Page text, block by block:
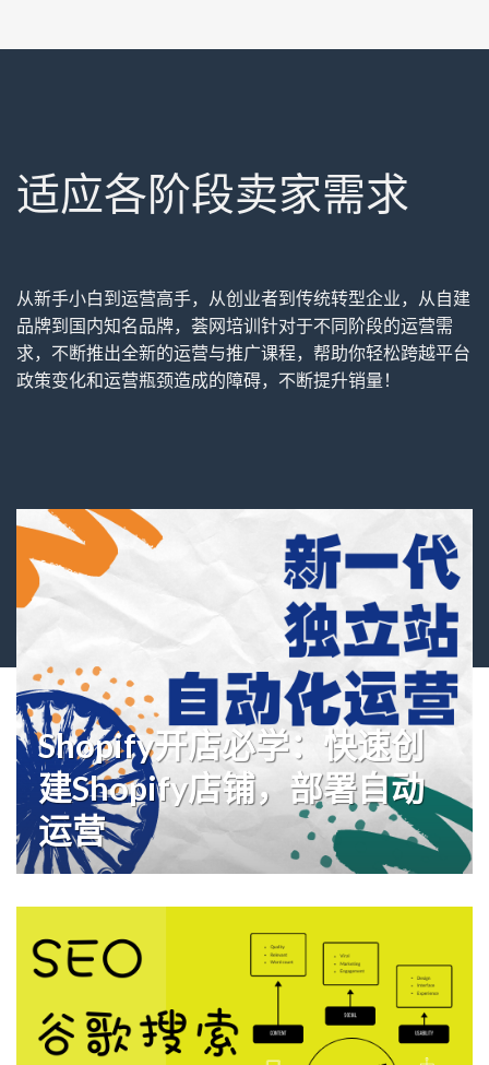
适应各阶段卖家需求
从新手小白到运营高手，从创业者到传统转型企业，从自建
品牌到国内知名品牌，荟网培训针对于不同阶段的运营需
求，不断推出全新的运营与推广课程，帮助你轻松跨越平台
政策变化和运营瓶颈造成的障碍，不断提升销量！
Shopify开店必学：快速创
建Shopify店铺，部署自动
运营